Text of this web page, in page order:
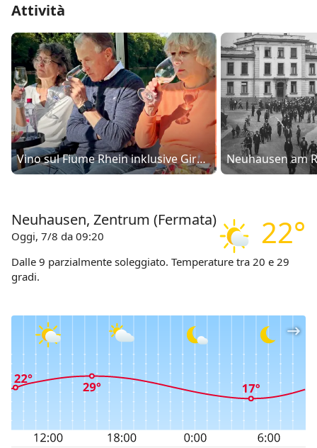
Attività
Vino sul Fiume Rhein inklusive Giro in barca
22°
Neuhausen, Zentrum (Fermata)
Oggi, 7/8 da 09:20
Dalle 9 parzialmente soleggiato. Temperature tra 20 e 29
gradi.